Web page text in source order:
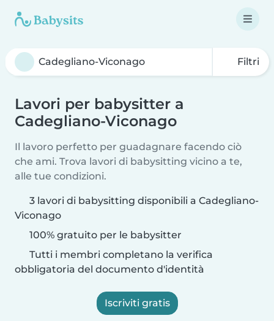
Filtri
Lavori per babysitter a
Cadegliano-Viconago
Il lavoro perfetto per guadagnare facendo ciò
che ami. Trova lavori di babysitting vicino a te,
alle tue condizioni.
3 lavori di babysitting disponibili a Cadegliano-
Viconago
100% gratuito per le babysitter
Tutti i membri completano la verifica
obbligatoria del documento d'identità
Iscriviti gratis